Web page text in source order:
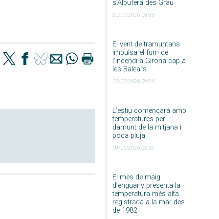
s’Albufera des Grau
20/07/2026 09:33
El vent de tramuntana
impulsa el fum de
l’incendi a Girona cap a
les Balears
03/07/2026 09:24
L’estiu començarà amb
temperatures per
damunt de la mitjana i
poca pluja
09/06/2026 02:52
El mes de maig
d’enguany presenta la
temperatura més alta
registrada a la mar des
de 1982